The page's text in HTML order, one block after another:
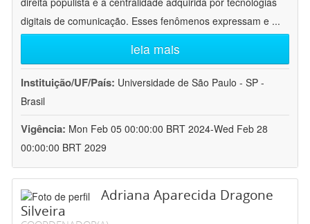
digitais de comunicação. Esses fenômenos expressam e ...
leia mais
Instituição/UF/País: Universidade de São Paulo - SP -
Brasil
Vigência: Mon Feb 05 00:00:00 BRT 2024-Wed Feb 28
00:00:00 BRT 2029
Adriana Aparecida Dragone
Silveira